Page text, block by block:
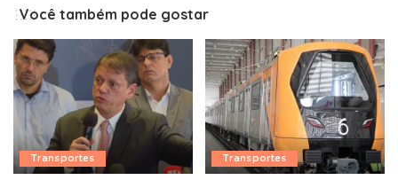
Você também pode gostar
Transportes Transportes